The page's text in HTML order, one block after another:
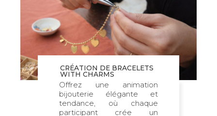
CRÉATION DE BRACELETS
WITH CHARMS
Offrez une animation
bijouterie élégante et
tendance, où chaque
participant crée un